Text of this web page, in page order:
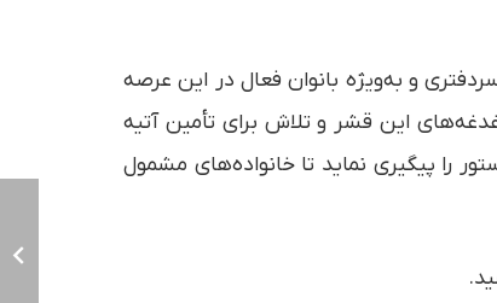
و به‌ویژه بانوان فعال در این عرصه
این قشر و تلاش برای تأمین آتیه
را پیگیری نماید تا خانواده‌های مشمول